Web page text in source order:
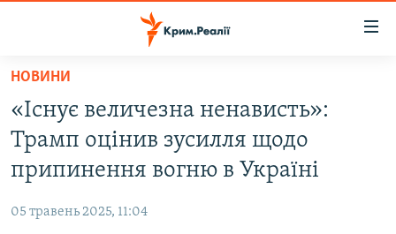
Перейти
основного
матеріалу
Перейти
до
основної
навігації
ВОДА.КРИМ
ВІДЕО ТА ФОТО
БЛОГИ
НОВИНИ
«Існує величезна ненависть»:
Трамп оцінив зусилля щодо
припинення вогню в Україні
05 травень 2025, 11:04